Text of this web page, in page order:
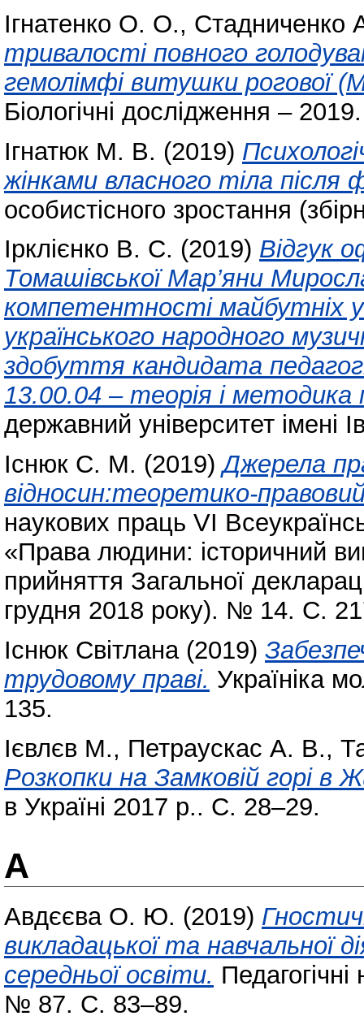
Ігнатенко О. О., Стадниченко
тривалості повного
гемолімфі витушки рогової
Біологічні дослідження –
Ігнатюк М. В. (2019)
жінками власного тіла після
особистісного зростання
Ірклієнко В. С. (2019) Відгук
Томашівської Мар’яни
кoмпeтeнтнocтi мaйбутнiх
укрaїнcькoгo нaрoднoгo
здобуття кандидата
13.00.04 – тeoрiя i мeтoдикa
державний університет імені
Існюк С. М. (2019)Джерела
відносин:теоретико-
наукових праць VІ
«Права людини: історичний
прийняття Загальної
грудня 2018 року). № 14. С.
Існюк Світлана(2019)
трудовому праві. Україніка
135.
Ієвлєв М., Петраускас А. В.,
Розкопки на Замковій горі в
в Україні 2017 р.. С. 28–29.
А
Авдєєва О. Ю. (2019)
викладацької та навчальної
середньої освіти.
№ 87. С. 83–89.